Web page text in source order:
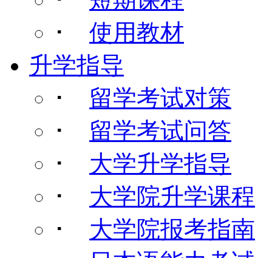
･ 使用教材
升学指导
･ 留学考试对策
･ 留学考试问答
･ 大学升学指导
･ 大学院升学课程
･ 大学院报考指南